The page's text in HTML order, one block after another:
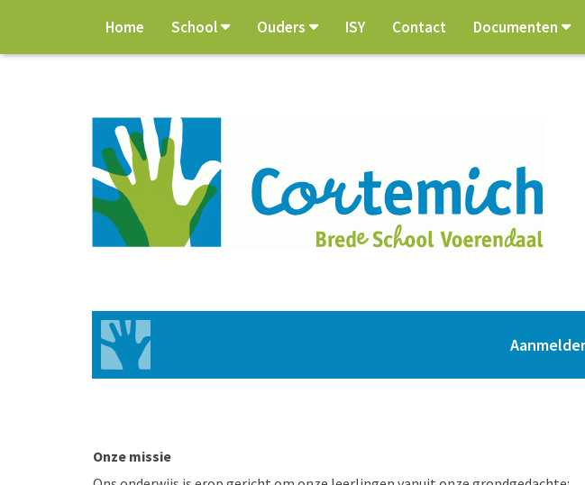
Home School Ouders ISY Contact Documenten
Onze missie